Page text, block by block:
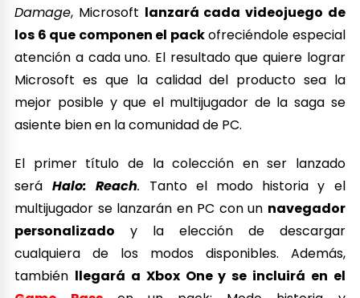
Damage, Microsoft lanzará cada videojuego de
los 6 que componen el packofreciéndole especial
atención a cada uno. El resultado que quiere lograr
Microsoft es que la calidad del producto sea la
mejor posible y que el multijugador de la saga se
asiente bien en la comunidad de PC.
El primer título de la colección en ser lanzado
será Halo: Reach. Tanto el modo historia y el
multijugador se lanzarán en PC con un navegador
personalizado y la elección de descargar
cualquiera de los modos disponibles. Además,
también llegará a Xbox One y se incluirá en el